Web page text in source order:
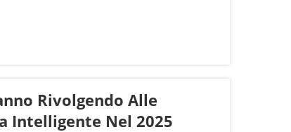
Rivolgendo Alle
Intelligente Nel 2025